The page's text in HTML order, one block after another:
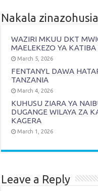
Nakala
WAZIRI MKUU DKT
MAELEKEZO YA
March 5, 2026
FENTANYL DAWA
TANZANIA
March 4, 2026
KUHUSU ZIARA YA
DUGANGE WILAYA ZA
KAGERA
March 1, 2026
Leave a Reply